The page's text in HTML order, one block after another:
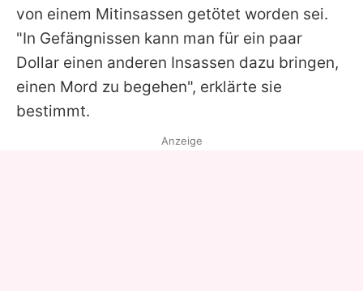
von einem Mitinsassen getötet worden sei.
"In Gefängnissen kann man für ein paar
Dollar einen anderen Insassen dazu bringen,
einen Mord zu begehen", erklärte sie
bestimmt.
Anzeige